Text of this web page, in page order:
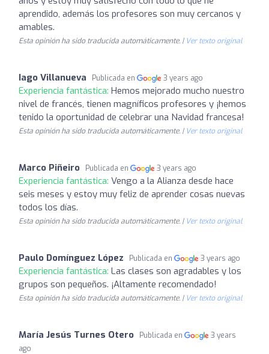
aprendido, además los profesores son muy cercanos y
amables.
Esta opinión ha sido traducida automáticamente. | Ver texto original
Iago Villanueva Publicada en 3 years ago
Experiencia fantástica: Hemos mejorado mucho nuestro
nivel de francés, tienen magníficos profesores y ¡hemos
tenido la oportunidad de celebrar una Navidad francesa!
Esta opinión ha sido traducida automáticamente. | Ver texto original
Marco Piñeiro Publicada en 3 years ago
Experiencia fantástica: Vengo a la Alianza desde hace
seis meses y estoy muy feliz de aprender cosas nuevas
todos los días.
Esta opinión ha sido traducida automáticamente. | Ver texto original
Paulo Domínguez López Publicada en 3 years ago
Experiencia fantástica: Las clases son agradables y los
grupos son pequeños. ¡Altamente recomendado!
Esta opinión ha sido traducida automáticamente. | Ver texto original
María Jesús Turnes Otero Publicada en
3 years
ago